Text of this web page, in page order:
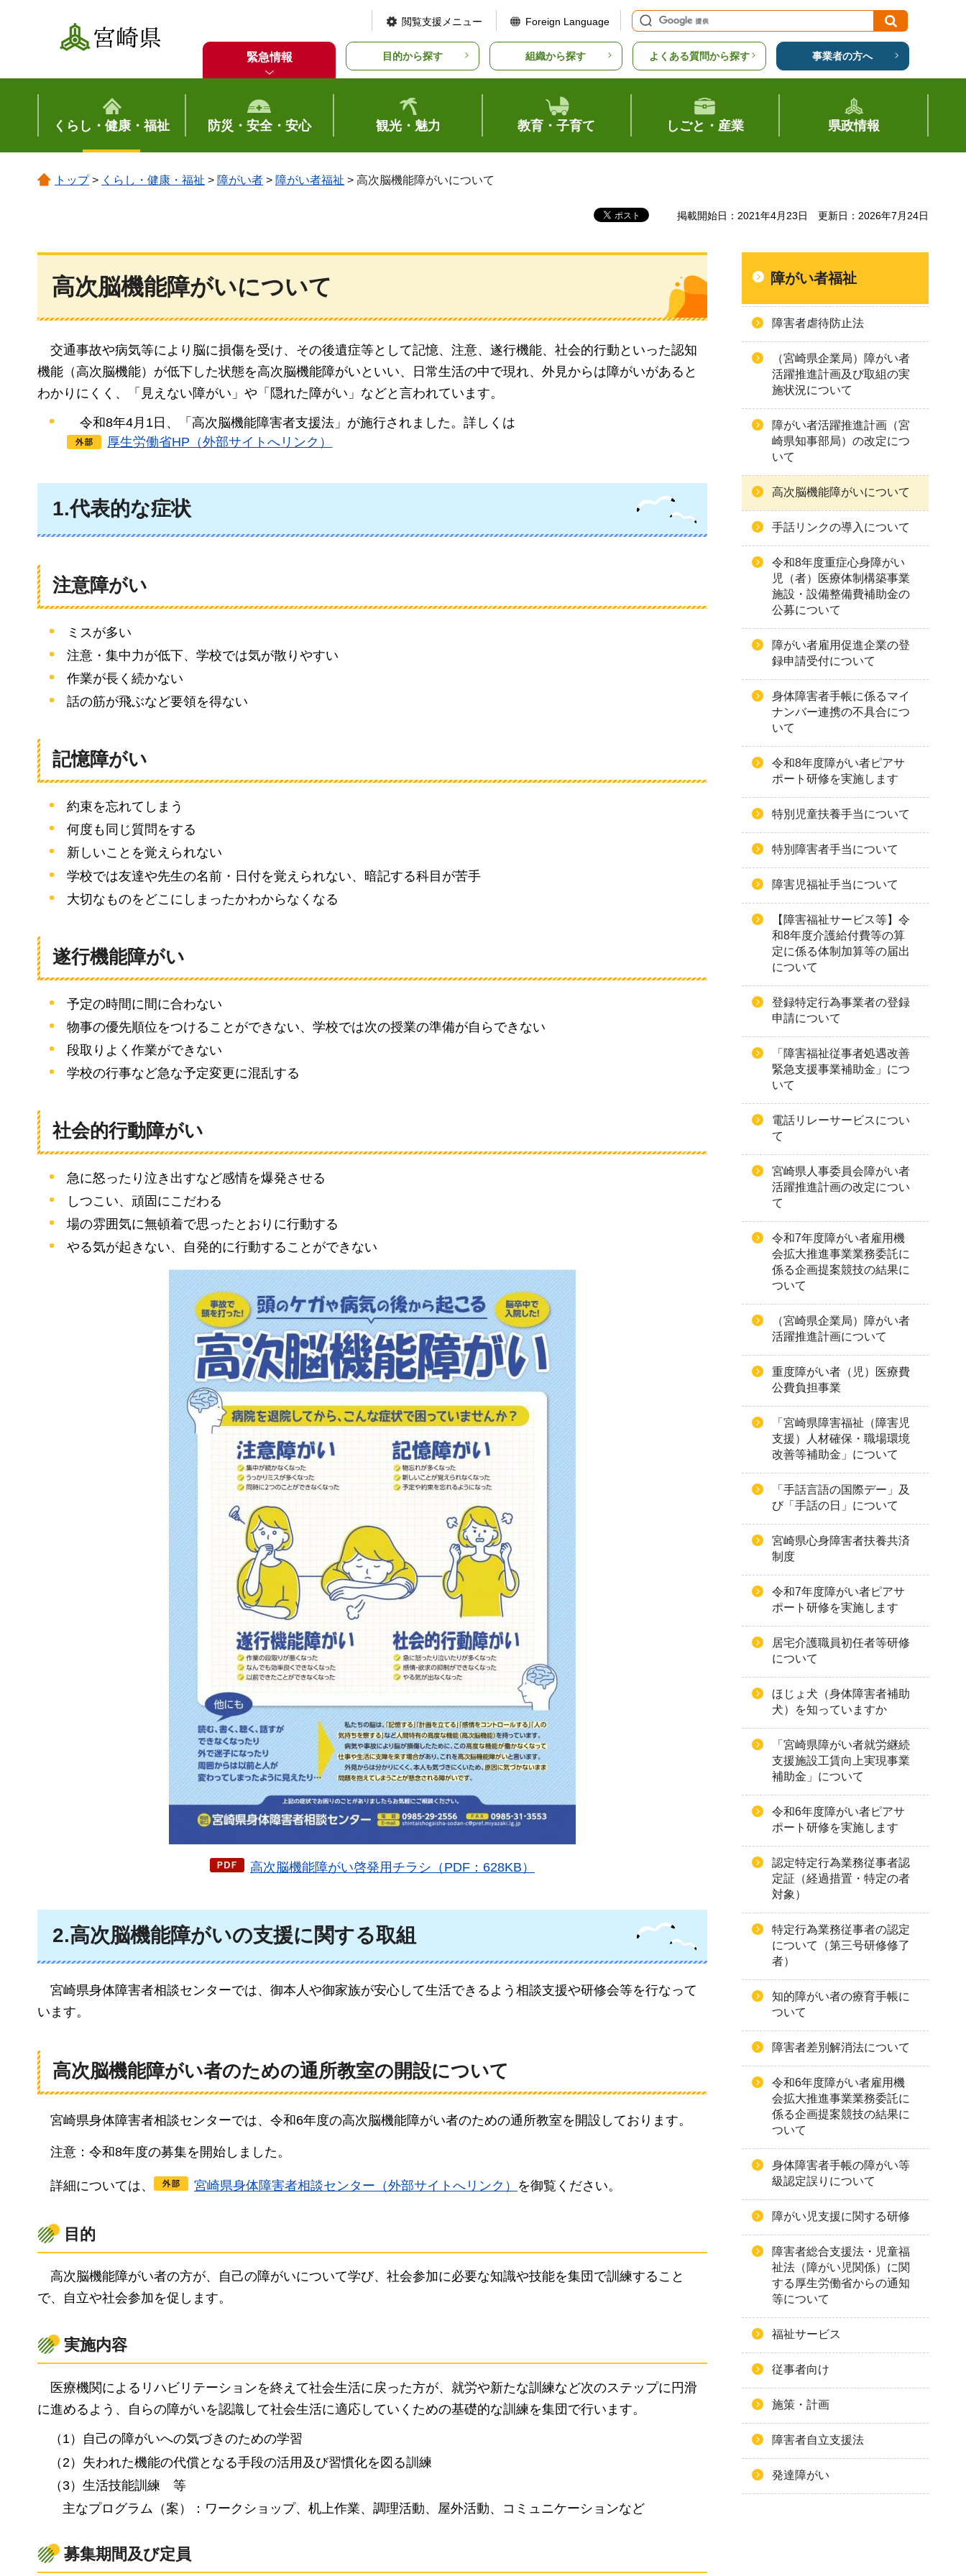
宮崎県
閲覧支援メニュー Foreign Language
緊急情報 目的から探す 組織から探す よくある質問から探す 事業者の方へ
くらし・健康・福祉 防災・安全・安心 観光・魅力 教育・子育て しごと・産業 県政情報
トップ> くらし・健康・福祉 > 障がい者 > 障がい者福祉 > 高次脳機能障がいについて
掲載開始日：2021年4月23日 更新日：2026年7月24日
高次脳機能障がいについて
交通事故や病気等により脳に損傷を受け、その後遺症等として記憶、注意、遂行機能、社会的行動といった認知
機能（高次脳機能）が低下した状態を高次脳機能障がいといい、日常生活の中で現れ、外見からは障がいがあると
わかりにくく、「見えない障がい」や「隠れた障がい」などと言われています。
令和8年4月1日、「高次脳機能障害者支援法」が施行されました。詳しくは
厚生労働省HP（外部サイトへリンク）
1.代表的な症状
注意障がい
ミスが多い
注意・集中力が低下、学校では気が散りやすい
作業が長く続かない
話の筋が飛ぶなど要領を得ない
記憶障がい
約束を忘れてしまう
何度も同じ質問をする
新しいことを覚えられない
学校では友達や先生の名前・日付を覚えられない、暗記する科目が苦手
大切なものをどこにしまったかわからなくなる
遂行機能障がい
予定の時間に間に合わない
物事の優先順位をつけることができない、学校では次の授業の準備が自らできない
段取りよく作業ができない
学校の行事など急な予定変更に混乱する
社会的行動障がい
急に怒ったり泣き出すなど感情を爆発させる
しつこい、頑固にこだわる
場の雰囲気に無頓着で思ったとおりに行動する
やる気が起きない、自発的に行動することができない
高次脳機能障がい啓発用チラシ（PDF：628KB）
2.高次脳機能障がいの支援に関する取組
宮崎県身体障害者相談センターでは、御本人や御家族が安心して生活できるよう相談支援や研修会等を行なって
います。
高次脳機能障がい者のための通所教室の開設について
宮崎県身体障害者相談センターでは、令和6年度の高次脳機能障がい者のための通所教室を開設しております。
注意：令和8年度の募集を開始しました。
詳細については、 宮崎県身体障害者相談センター（外部サイトへリンク） を御覧ください。
目的
高次脳機能障がい者の方が、自己の障がいについて学び、社会参加に必要な知識や技能を集団で訓練すること
で、自立や社会参加を促します。
実施内容
医療機関による リハビリテーションを終えて社会生活に戻った方が、就労や新たな訓練など次のステップに円滑
に進めるよう、自らの障がいを認識して社会生活に適応していくための基礎的な訓練を集団で行います。
（1）自己の障がいへの気づきのための学習
（2）失われた機能の代償となる手段の活用及び習慣化を図る訓練
（3）生活技能訓練
等
主なプログラム（案）：ワークショップ、机上作業、調理活動、屋外活動、コミュニケーションなど
募集期間及び定員
障がい者福祉
障害者虐待防止法
（宮崎県企業局）障がい者
活躍推進計画及び取組の実
施状況について
障がい者活躍推進計画（宮
崎県知事部局）の改定につ
いて
高次脳機能障がいについて
手話リンクの導入について
令和8年度重症心身障がい
児（者）医療体制構築事業
施設・設備整備費補助金の
公募について
障がい者雇用促進企業の登
録申請受付について
身体障害者手帳に係るマイ
ナンバー連携の不具合につ
いて
令和8年度障がい者ピアサ
ポート研修を実施します
特別児童扶養手当について
特別障害者手当について
障害児福祉手当について
【障害福祉サービス等】令
和8年度介護給付費等の算
定に係る体制加算等の届出
について
登録特定行為事業者の登録
申請について
「障害福祉従事者処遇改善
緊急支援事業補助金」につ
いて
電話リレーサービスについ
て
宮崎県人事委員会障がい者
活躍推進計画の改定につい
て
令和7年度障がい者雇用機
会拡大推進事業業務委託に
係る企画提案競技の結果に
ついて
（宮崎県企業局）障がい者
活躍推進計画について
重度障がい者（児）医療費
公費負担事業
「宮崎県障害福祉（障害児
支援）人材確保・職場環境
改善等補助金」について
「手話言語の国際デー」及
び「手話の日」について
宮崎県心身障害者扶養共済
制度
令和7年度障がい者ピアサ
ポート研修を実施します
居宅介護職員初任者等研修
について
ほじょ犬（身体障害者補助
犬）を知っていますか
「宮崎県障がい者就労継続
支援施設工賃向上実現事業
補助金」について
令和6年度障がい者ピアサ
ポート研修を実施します
認定特定行為業務従事者認
定証（経過措置・特定の者
対象）
特定行為業務従事者の認定
について（第三号研修修了
者）
知的障がい者の療育手帳に
ついて
障害者差別解消法について
令和6年度障がい者雇用機
会拡大推進事業業務委託に
係る企画提案競技の結果に
ついて
身体障害者手帳の障がい等
級認定誤りについて
障がい児支援に関する研修
障害者総合支援法・児童福
祉法（障がい児関係）に関
する厚生労働省からの通知
等について
福祉サービス
従事者向け
施策・計画
障害者自立支援法
発達障がい